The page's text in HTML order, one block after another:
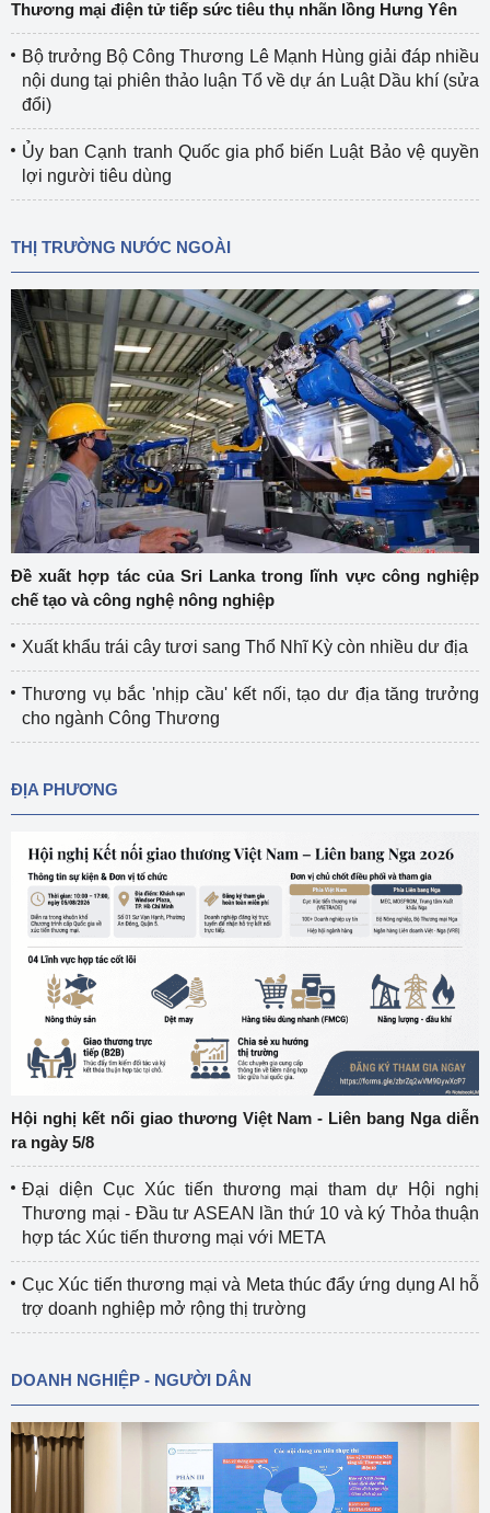
Thương mại điện tử tiếp sức tiêu thụ nhãn lồng Hưng Yên
Bộ trưởng Bộ Công Thương Lê Mạnh Hùng giải đáp nhiều
nội dung tại phiên thảo luận Tổ về dự án Luật Dầu khí (sửa
đổi)
Ủy ban Cạnh tranh Quốc gia phổ biến Luật Bảo vệ quyền
lợi người tiêu dùng
THỊ TRƯỜNG NƯỚC NGOÀI
Đề xuất hợp tác của Sri Lanka trong lĩnh vực công nghiệp
chế tạo và công nghệ nông nghiệp
Xuất khẩu trái cây tươi sang Thổ Nhĩ Kỳ còn nhiều dư địa
Thương vụ bắc 'nhịp cầu' kết nối, tạo dư địa tăng trưởng
cho ngành Công Thương
ĐỊA PHƯƠNG
Hội nghị kết nối giao thương Việt Nam - Liên bang Nga diễn
ra ngày 5/8
Đại diện Cục Xúc tiến thương mại tham dự Hội nghị
Thương mại - Đầu tư ASEAN lần thứ 10 và ký Thỏa thuận
hợp tác Xúc tiến thương mại với META
Cục Xúc tiến thương mại và Meta thúc đẩy ứng dụng AI hỗ
trợ doanh nghiệp mở rộng thị trường
DOANH NGHIỆP - NGƯỜI DÂN